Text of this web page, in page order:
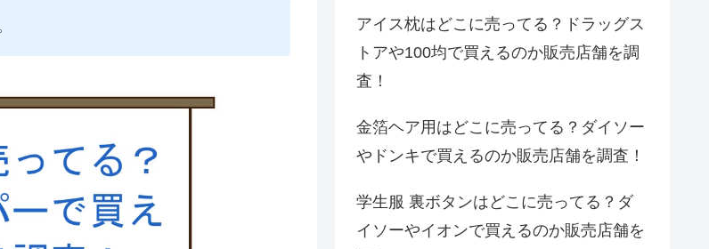
アイス枕はどこに売ってる？ドラッグス
トアや100均で買えるのか販売店舗を調
査！
金箔ヘア用はどこに売ってる？ダイソー
やドンキで買えるのか販売店舗を調査！
学生服 裏ボタンはどこに売ってる？ダ
イソーやイオンで買えるのか販売店舗を